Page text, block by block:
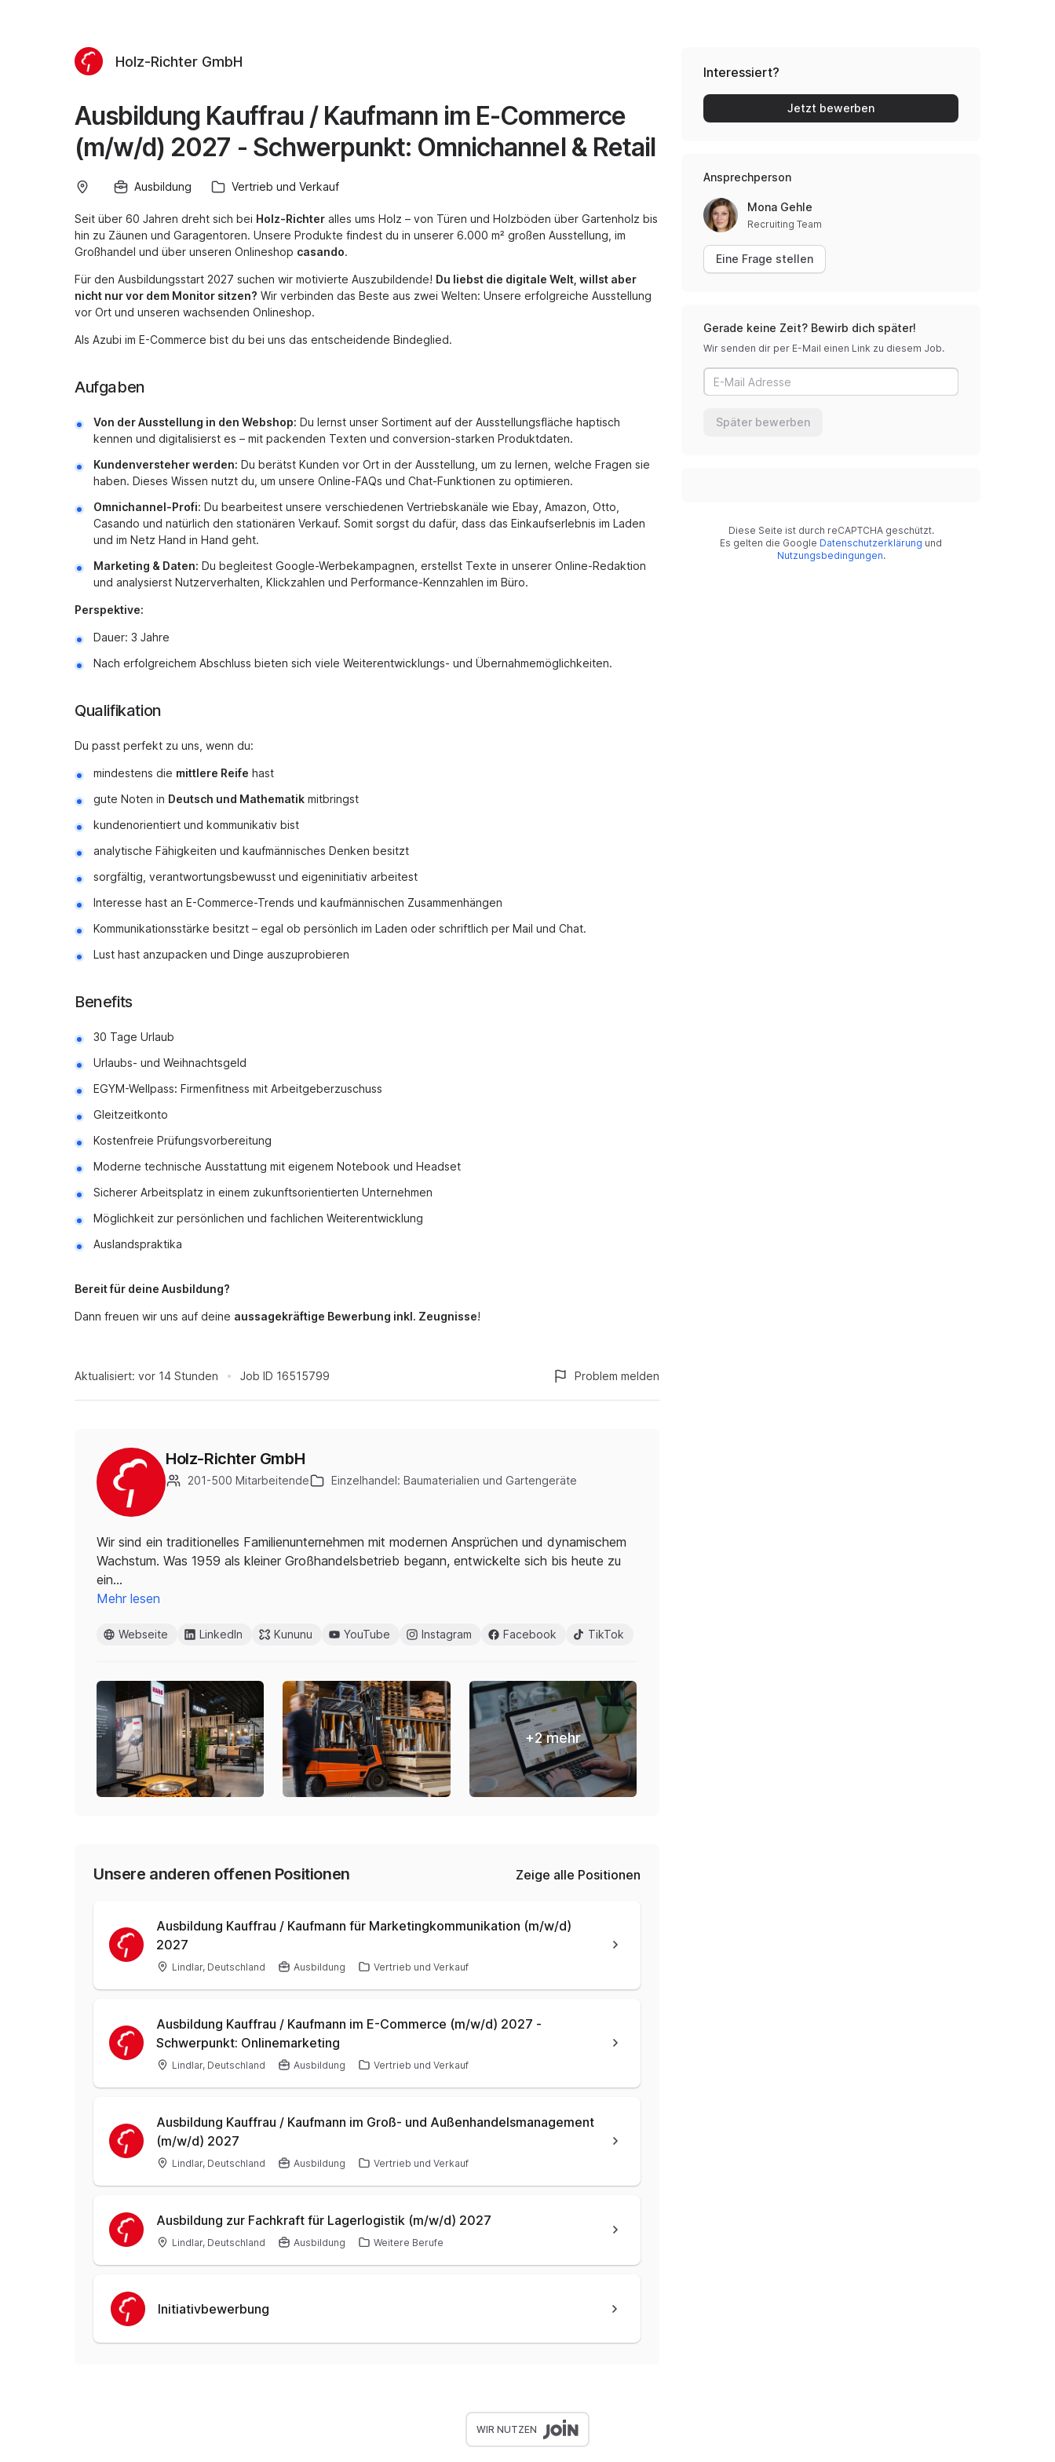
Holz-Richter GmbH
Ausbildung Kauffrau / Kaufmann im E-Commerce
(m/w/d) 2027 - Schwerpunkt: Omnichannel & Retail
Ausbildung Vertrieb und Verkauf
Seit über 60 Jahren dreht sich bei Holz-Richter alles ums Holz – von Türen und Holzböden über Gartenholz bis
hin zu Zäunen und Garagentoren. Unsere Produkte findest du in unserer 6.000 m² großen Ausstellung, im
Großhandel und über unseren Onlineshop casando.
Für den Ausbildungsstart 2027 suchen wir motivierte Auszubildende! Du liebst die digitale Welt, willst aber
nicht nur vor dem Monitor sitzen? Wir verbinden das Beste aus zwei Welten: Unsere erfolgreiche Ausstellung
vor Ort und unseren wachsenden Onlineshop.
Als Azubi im E-Commerce bist du bei uns das entscheidende Bindeglied.
Aufgaben
Von der Ausstellung in den Webshop: Du lernst unser Sortiment auf der Ausstellungsfläche haptisch
kennen und digitalisierst es – mit packenden Texten und conversion-starken Produktdaten.
Kundenversteher werden: Du berätst Kunden vor Ort in der Ausstellung, um zu lernen, welche Fragen sie
haben. Dieses Wissen nutzt du, um unsere Online-FAQs und Chat-Funktionen zu optimieren.
Omnichannel-Profi: Du bearbeitest unsere verschiedenen Vertriebskanäle wie Ebay, Amazon, Otto,
Casando und natürlich den stationären Verkauf. Somit sorgst du dafür, dass das Einkaufserlebnis im Laden
und im Netz Hand in Hand geht.
Marketing & Daten: Du begleitest Google-Werbekampagnen, erstellst Texte in unserer Online-Redaktion
und analysierst Nutzerverhalten, Klickzahlen und Performance-Kennzahlen im Büro.
Perspektive:
Dauer: 3 Jahre
Nach erfolgreichem Abschluss bieten sich viele Weiterentwicklungs- und Übernahmemöglichkeiten.
Qualifikation
Du passt perfekt zu uns, wenn du:
mindestens die mittlere Reife hast
gute Noten in Deutsch und Mathematik mitbringst
kundenorientiert und kommunikativ bist
analytische Fähigkeiten und kaufmännisches Denken besitzt
sorgfältig, verantwortungsbewusst und eigeninitiativ arbeitest
Interesse hast an E-Commerce-Trends und kaufmännischen Zusammenhängen
Kommunikationsstärke besitzt – egal ob persönlich im Laden oder schriftlich per Mail und Chat.
Lust hast anzupacken und Dinge auszuprobieren
Benefits
30 Tage Urlaub
Urlaubs- und Weihnachtsgeld
EGYM-Wellpass: Firmenfitness mit Arbeitgeberzuschuss
Gleitzeitkonto
Kostenfreie Prüfungsvorbereitung
Moderne technische Ausstattung mit eigenem Notebook und Headset
Sicherer Arbeitsplatz in einem zukunftsorientierten Unternehmen
Möglichkeit zur persönlichen und fachlichen Weiterentwicklung
Auslandspraktika
Bereit für deine Ausbildung?
Dann freuen wir uns auf deine aussagekräftige Bewerbung inkl. Zeugnisse!
Aktualisiert: vor 14 Stunden Job ID 16515799 Problem melden
Holz-Richter GmbH
201-500 Mitarbeitende Einzelhandel: Baumaterialien und Gartengeräte
Wir sind ein traditionelles Familienunternehmen mit modernen Ansprüchen und dynamischem
Wachstum. Was 1959 als kleiner Großhandelsbetrieb begann, entwickelte sich bis heute zu
ein…
Mehr lesen
Webseite LinkedIn Kununu YouTube Instagram Facebook TikTok
+2 mehr
Unsere anderen offenen Positionen Zeige alle Positionen
Ausbildung Kauffrau / Kaufmann für Marketingkommunikation (m/w/d)
2027
Lindlar, Deutschland Ausbildung Vertrieb und Verkauf
Ausbildung Kauffrau / Kaufmann im E-Commerce (m/w/d) 2027 -
Schwerpunkt: Onlinemarketing
Lindlar, Deutschland Ausbildung Vertrieb und Verkauf
Ausbildung Kauffrau / Kaufmann im Groß- und Außenhandelsmanagement
(m/w/d) 2027
Lindlar, Deutschland Ausbildung Vertrieb und Verkauf
Ausbildung zur Fachkraft für Lagerlogistik (m/w/d) 2027
Lindlar, Deutschland Ausbildung Weitere Berufe
Initiativbewerbung
Interessiert?
Jetzt bewerben
Ansprechperson
Mona Gehle
Recruiting Team
Eine Frage stellen
Gerade keine Zeit? Bewirb dich später!
Wir senden dir per E-Mail einen Link zu diesem Job.
Später bewerben
Diese Seite ist durch reCAPTCHA geschützt.
Es gelten die Google Datenschutzerklärung und
Nutzungsbedingungen.
WIR NUTZEN